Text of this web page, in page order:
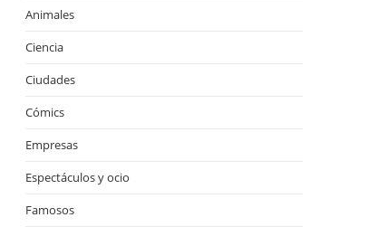
Animales
Ciencia
Ciudades
Cómics
Empresas
Espectáculos y ocio
Famosos